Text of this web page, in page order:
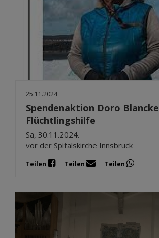
25.11.2024
Spendenaktion Doro Blancke
Flüchtlingshilfe
Sa, 30.11.2024.
vor der Spitalskirche Innsbruck
Teilen Teilen Teilen